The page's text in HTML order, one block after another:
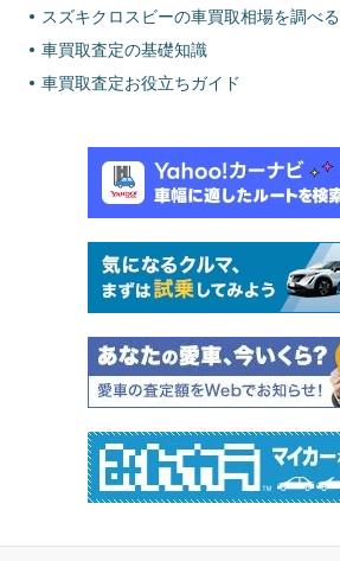
スズキクロスビーの車買取相場を調べる
車買取査定の基礎知識
車買取査定お役立ちガイド